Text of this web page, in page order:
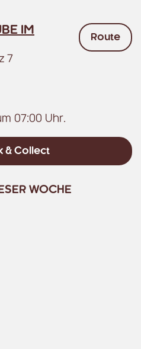
IM
7
Route
07:00 Uhr.
& Collect
WOCHE